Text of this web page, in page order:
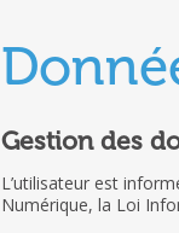
Gestion des
L’utilisateur est
Numérique, la Loi